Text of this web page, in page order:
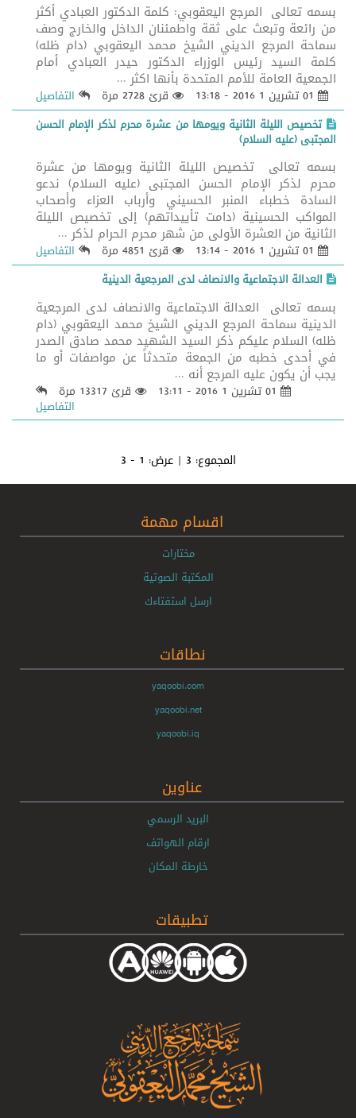
بسمه تعالى المرجع اليعقوبي: كلمة الدكتور العبادي أكثر
من رائعة وتبعث على ثقة واطمئنان الداخل والخارج وصف
سماحة المرجع الديني الشيخ محمد اليعقوبي (دام ظله)
كلمة السيد رئيس الوزراء الدكتور حيدر العبادي أمام
الجمعية العامة للأمم المتحدة بأنها اكثر ...
قرئ 2728 مرة
التفاصيل
تخصيص الليلة الثانية ويومها من عشرة محرم لذكر الإمام الحسن
المجتبى (عليه السلام)
بسمه تعالى تخصيص الليلة الثانية ويومها من عشرة
محرم لذكر الإمام الحسن المجتبى (عليه السلام) ندعو
السادة خطباء المنبر الحسيني وأرباب العزاء وأصحاب
المواكب الحسينية (دامت تأييداتهم) إلى تخصيص الليلة
الثانية من العشرة الأولى من شهر محرم الحرام لذكر ...
قرئ 4851 مرة
التفاصيل
العدالة الاجتماعية والانصاف لدى المرجعية الدينية
بسمه تعالى العدالة الاجتماعية والانصاف لدى المرجعية
الدينية سماحة المرجع الديني الشيخ محمد اليعقوبي (دام
ظله) السلام عليكم ذكر السيد الشهيد محمد صادق الصدر
في أحدى خطبه من الجمعة متحدثاً عن مواصفات أو ما
يجب أن يكون عليه المرجع أنه ...
قرئ 13317 مرة
التفاصيل
المجموع: 3 | عرض: 1 - 3
اقسام مهمة
مختارات
المكتبة الصوتية
ارسل استفتاءك
نطاقات
yaqoobi.com
yaqoobi.net
yaqoobi.iq
عناوين
البريد الرسمي
ارقام الهواتف
خارطة المكان
تطبيقات